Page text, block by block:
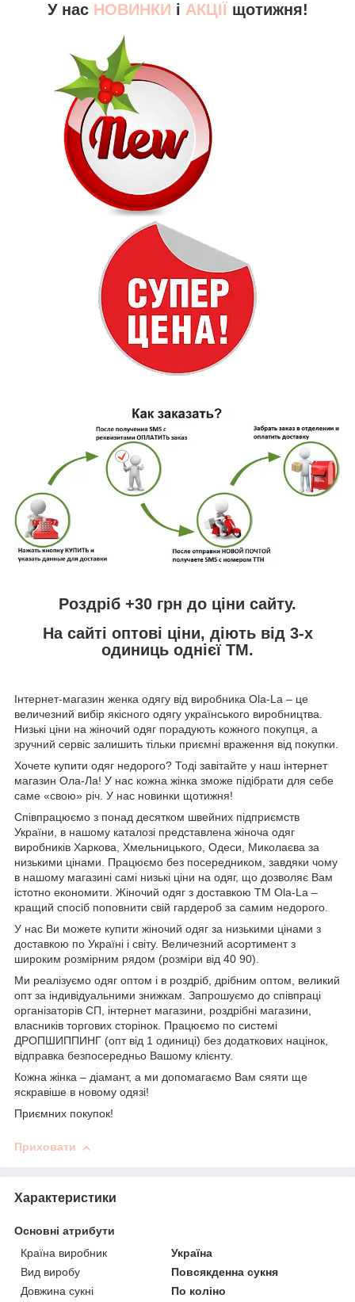
У нас НОВИНКИ і АКЦІЇ щотижня!
Роздріб +30 грн до ціни сайту.
На сайті оптові ціни, діють від 3-х
одиниць однієї ТМ.
Інтернет-магазин женка одягу від виробника Ola-La – це
величезний вибір якісного одягу українського виробництва.
Низькі ціни на жіночий одяг порадують кожного покупця, а
зручний сервіс залишить тільки приємні враження від покупки.
Хочете купити одяг недорого? Тоді завітайте у наш інтернет
магазин Ола-Ла! У нас кожна жінка зможе підібрати для себе
саме «свою» річ. У нас новинки щотижня!
Співпрацюємо з понад десятком швейних підприємств
України, в нашому каталозі представлена жіноча одяг
виробників Харкова, Хмельницького, Одеси, Миколаєва за
низькими цінами. Працюємо без посередником, завдяки чому
в нашому магазині самі низькі ціни на одяг, що дозволяє Вам
істотно економити. Жіночий одяг з доставкою TM Ola-La –
кращий спосіб поповнити свій гардероб за самим недорого.
У нас Ви можете купити жіночий одяг за низькими цінами з
доставкою по Україні і світу. Величезний асортимент з
широким розмірним рядом (розміри від 40 90).
Ми реалізуємо одяг оптом і в роздріб, дрібним оптом, великий
опт за індивідуальними знижкам. Запрошуємо до співпраці
організаторів СП, інтернет магазини, роздрібні магазини,
власників торгових сторінок. Працюємо по системі
ДРОПШИППИНГ (опт від 1 одиниці) без додаткових націнок,
відправка безпосередньо Вашому клієнту.
Кожна жінка – діамант, а ми допомагаємо Вам сяяти ще
яскравіше в новому одязі!
Приємних покупок!
Приховати
Характеристики
Основні атрибути
Країна виробник
Україна
Вид виробу
Повсякденна сукня
Довжина сукні
По коліно